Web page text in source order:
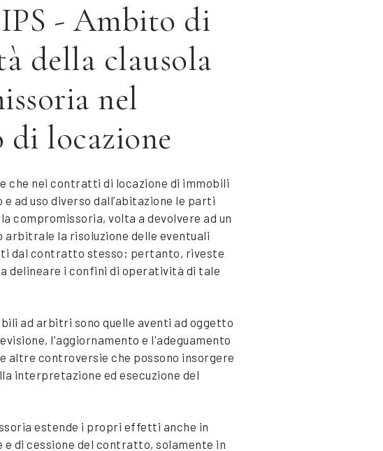
- Ambito di
della clausola
nel
locazione
che nei contratti di locazione di immobili
ad uso diverso dall’abitazione le parti
compromissoria, volta a devolvere ad un
arbitrale la risoluzione delle eventuali
dal contratto stesso; pertanto, riveste
delineare i confini di operatività di tale
ad arbitri sono quelle aventi ad oggetto
l'aggiornamento e l'adeguamento
altre controversie che possono insorgere
interpretazione ed esecuzione del
estende i propri effetti anche in
e di cessione del contratto, solamente in